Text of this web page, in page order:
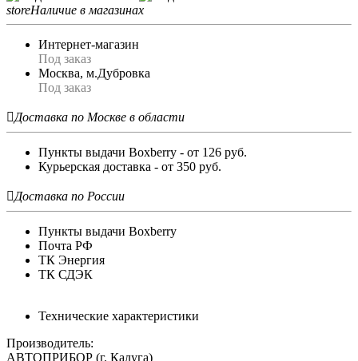
storeНаличие в магазинах
Интернет-магазин
Под заказ
Москва, м.Дубровка
Под заказ
Доставка по Москве в области
Пункты выдачи Boxberry - от 126 руб.
Курьерская доставка - от 350 руб.
Доставка по России
Пункты выдачи Boxberry
Почта РФ
ТК Энергия
ТК СДЭК
Технические характеристики
Производитель:
АВТОПРИБОР (г. Калуга)